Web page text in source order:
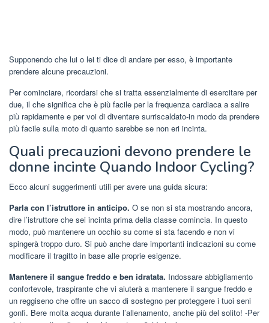
Supponendo che lui o lei ti dice di andare per esso, è importante
prendere alcune precauzioni.
Per cominciare, ricordarsi che si tratta essenzialmente di esercitare per
due, il che significa che è più facile per la frequenza cardiaca a salire
più rapidamente e per voi di diventare surriscaldato-in modo da prendere
più facile sulla moto di quanto sarebbe se non eri incinta.
Quali precauzioni devono prendere le
donne incinte Quando Indoor Cycling?
Ecco alcuni suggerimenti utili per avere una guida sicura:
Parla con l’istruttore in anticipo. O se non si sta mostrando ancora,
dire l’istruttore che sei incinta prima della classe comincia. In questo
modo, può mantenere un occhio su come si sta facendo e non vi
spingerà troppo duro. Si può anche dare importanti indicazioni su come
modificare il tragitto in base alle proprie esigenze.
Mantenere il sangue freddo e ben idratata. Indossare abbigliamento
confortevole, traspirante che vi aiuterà a mantenere il sangue freddo e
un reggiseno che offre un sacco di sostegno per proteggere i tuoi seni
gonfi. Bere molta acqua durante l’allenamento, anche più del solito! -Per